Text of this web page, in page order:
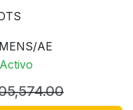
AE
Activo